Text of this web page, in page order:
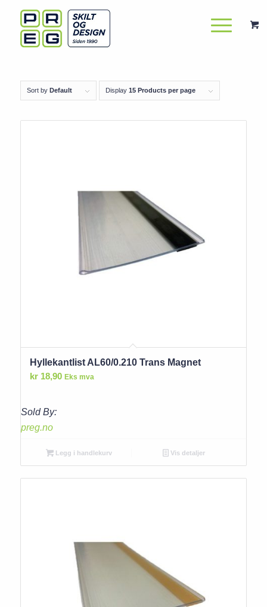
Sort by Default Display 15 Products per page
Hyllekantlist AL60/0.210 Trans Magnet
kr18,90 Eks mva
Sold By:
preg.no
Legg i handlekurv Vis detaljer